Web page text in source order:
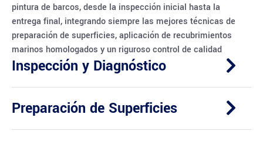
pintura de barcos, desde la inspección inicial hasta la
entrega final, integrando siempre las mejores técnicas de
preparación de superficies, aplicación de recubrimientos
marinos homologados y un riguroso control de calidad
Inspección y Diagnóstico
Preparación de Superficies